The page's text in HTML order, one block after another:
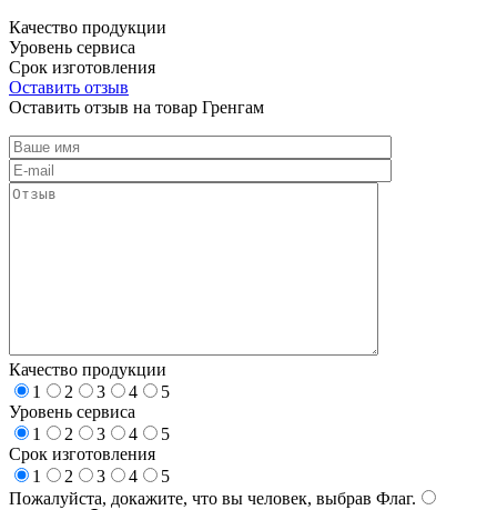
Качество продукции
Уровень сервиса
Срок изготовления
Оставить отзыв
Оставить отзыв на товар Гренгам
Качество продукции
1
2 3 4
5
Уровень сервиса
1
2 3 4
5
Срок изготовления
1
2 3 4
5
Пожалуйста, докажите, что вы человек, выбрав Флаг.